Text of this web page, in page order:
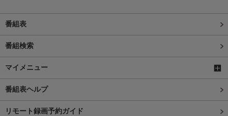
番組表
番組検索
マイメニュー
番組表ヘルプ
リモート録画予約ガイド